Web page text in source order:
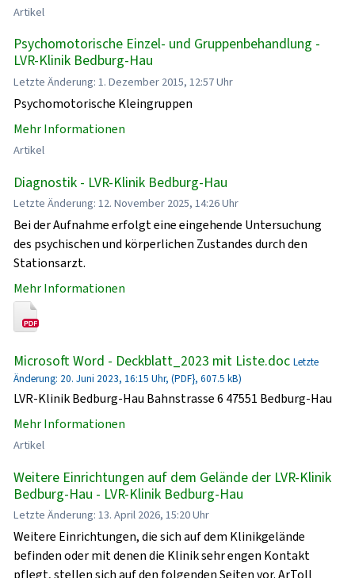
Artikel
Psychomotorische Einzel- und Gruppenbehandlung -
LVR-Klinik Bedburg-Hau
Letzte Änderung: 1. Dezember 2015, 12:57 Uhr
Psychomotorische Kleingruppen
Mehr Informationen
Artikel
Diagnostik - LVR-Klinik Bedburg-Hau
Letzte Änderung: 12. November 2025, 14:26 Uhr
Bei der Aufnahme erfolgt eine eingehende Untersuchung
des psychischen und körperlichen Zustandes durch den
Stationsarzt.
Mehr Informationen
Microsoft Word - Deckblatt_2023 mit Liste.doc Letzte
Änderung: 20. Juni 2023, 16:15 Uhr, (PDF}, 607.5 kB)
LVR-Klinik Bedburg-Hau Bahnstrasse 6 47551 Bedburg-Hau
Mehr Informationen
Artikel
Weitere Einrichtungen auf dem Gelände der LVR-Klinik
Bedburg-Hau - LVR-Klinik Bedburg-Hau
Letzte Änderung: 13. April 2026, 15:20 Uhr
Weitere Einrichtungen, die sich auf dem Klinikgelände
befinden oder mit denen die Klinik sehr engen Kontakt
pflegt, stellen sich auf den folgenden Seiten vor. ArToll